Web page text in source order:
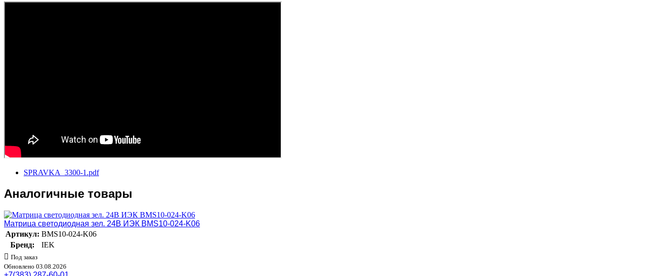
SPRAVKA_3300-1.pdf
Аналогичные товары
Матрица светодиодная зел. 24В ИЭК BMS10-024-K06
Артикул: BMS10-024-K06
Бренд:
IEK
Под заказ
Обновлено 03.08.2026